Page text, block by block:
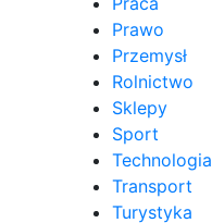
Prawo
Przemysł
Rolnictwo
Sklepy
Sport
Technologia
Transport
Turystyka